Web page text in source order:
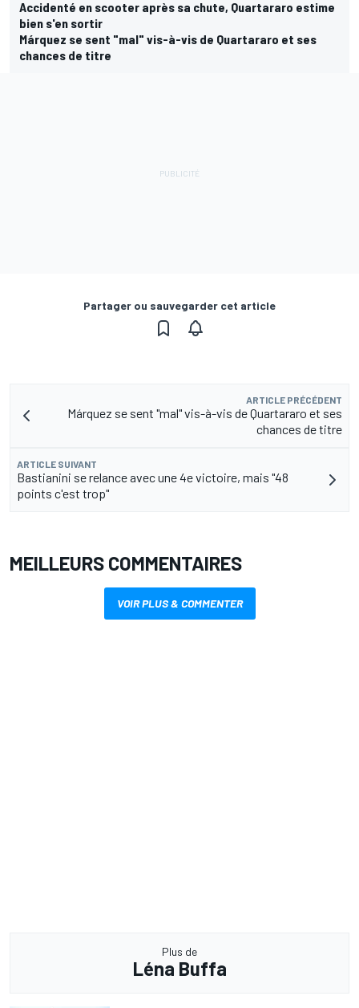
Accidenté en scooter après sa chute, Quartararo estime
bien s'en sortir
Márquez se sent "mal" vis-à-vis de Quartararo et ses
chances de titre
Partager ou sauvegarder cet article
ARTICLE PRÉCÉDENT
Márquez se sent "mal" vis-à-vis de Quartararo et ses
chances de titre
ARTICLE SUIVANT
Bastianini se relance avec une 4e victoire, mais "48
points c'est trop"
MEILLEURS COMMENTAIRES
VOIR PLUS & COMMENTER
Plus de
Léna Buffa